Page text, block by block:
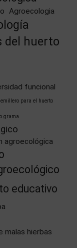
Agroecologia
del huerto
funcional
para el huerto
grama
agroecológica
educativo
malas hierbas